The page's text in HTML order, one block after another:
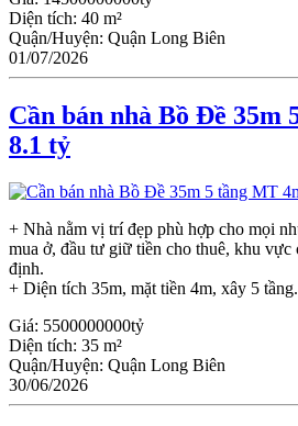
Diện tích: 40 m²
Quận/Huyện: Quận Long Biên
01/07/2026
Cần bán nhà Bồ Đề 35m
8.1 tỷ
+ Nhà nằm vị trí đẹp phù hợp cho mọi
mua ở, đầu tư giữ tiền cho thuê, khu vực
định.
+ Diện tích 35m, mặt tiền 4m, xây 5
Giá: 5500000000tỷ
Diện tích: 35 m²
Quận/Huyện: Quận Long Biên
30/06/2026